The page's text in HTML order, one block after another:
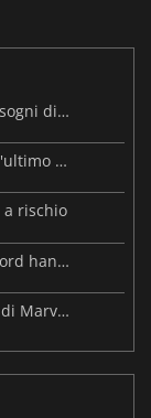
Steam Frame: il prezzo trapelato spegne i sogni di un VR economico
Palworld: Sunreach e boss più stabili con l'ultimo update
a rischio
Le mappe dei malware e un attacco a Discord hanno colpito Meccha Chameleon
PlayStation Network in tilt durante la beta di Marvel Tōkon